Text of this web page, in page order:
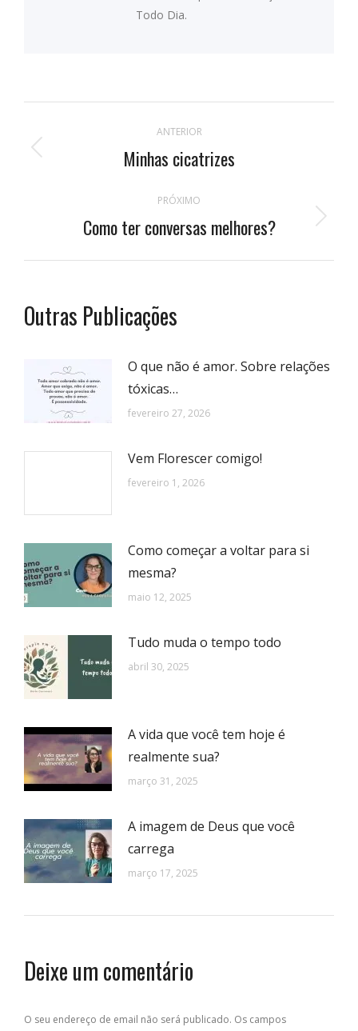
Todo Dia.
de
ANTERIOR
Publicação
Minhas cicatrizes
PRÓXIMO
Próximo
Como ter conversas melhores?
Outras Publicações
O que não é amor. Sobre relações
tóxicas…
fevereiro 27, 2026
Vem Florescer comigo!
fevereiro 1, 2026
Como começar a voltar para si
mesma?
maio 12, 2025
Tudo muda o tempo todo
abril 30, 2025
A vida que você tem hoje é
realmente sua?
março 31, 2025
A imagem de Deus que você
carrega
março 17, 2025
Deixe um comentário
O seu endereço de email não será publicado. Os campos